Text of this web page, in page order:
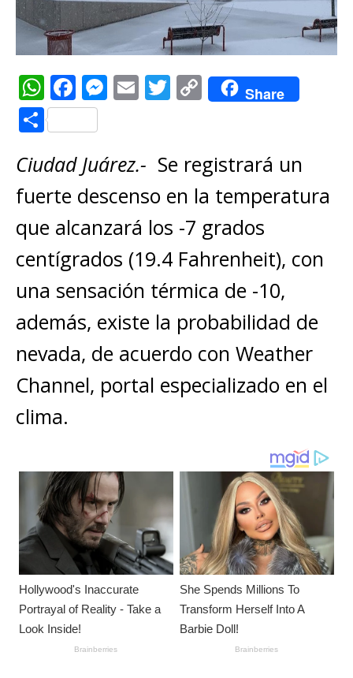
W
h
at
s
A
p
p
F
a
c
e
b
o
o
k
M
e
n
g
e
r
E
l
T
te
r
C
o
y
Li
n
k
Share
C
m
p
ar
ti
r
Ciudad Juárez.- Se registrará un
fuerte descenso en la temperatura
que alcanzará los -7 grados
centígrados (19.4 Fahrenheit), con
una sensación térmica de -10,
además, existe la probabilidad de
nevada, de acuerdo con Weather
Channel, portal especializado en el
clima.